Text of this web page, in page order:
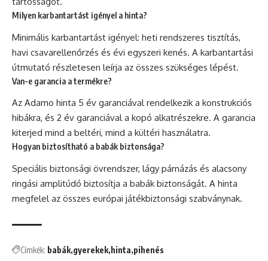
Milyen karbantartást igényel a hinta?
Minimális karbantartást igényel: heti rendszeres tisztítás,
havi csavarellenőrzés és évi egyszeri kenés. A karbantartási
útmutató részletesen leírja az összes szükséges lépést.
Van-e garancia a termékre?
Az Adamo hinta 5 év garanciával rendelkezik a konstrukciós
hibákra, és 2 év garanciával a kopó alkatrészekre. A garancia
kiterjed mind a beltéri, mind a kültéri használatra.
Hogyan biztosítható a babák biztonsága?
Speciális biztonsági övrendszer, lágy párnázás és alacsony
ringási amplitúdó biztosítja a babák biztonságát. A hinta
megfelel az összes európai játékbiztonsági szabványnak.
Címkék: babák gyerekek hinta pihenés